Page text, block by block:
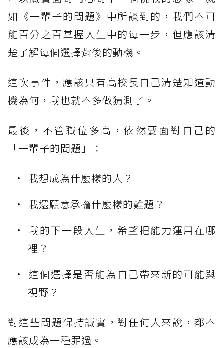
如《一輩子的問題》中所談到的，我們不可
能百分之百掌握人生中的每一步，但應該清
楚了解每個選擇背後的動機。
這次事件，應該只有高校長自己清楚知道動
機為何，我也就不多做猜測了。
最後，不管職位多高，依然要面對自己的
「一輩子的問題」：
我想成為什麼樣的人？
我還願意承擔什麼樣的難題？
我的下一段人生，希望把能力運用在哪
裡？
這個選擇是否能為自己帶來新的可能與
視野？
對這些問題保持誠實，對任何人來說，都不
應該成為一種罪過。